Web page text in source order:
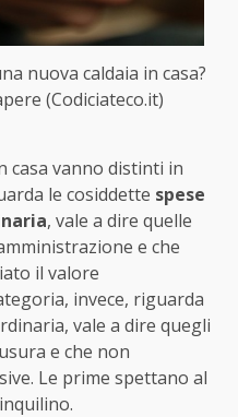
nuova caldaia in casa?
(Codiciateco.it)
casa vanno distinti in
le cosiddette spese
, vale a dire quelle
e che
il valore
invece, riguarda
vale a dire quegli
e che non
Le prime spettano al